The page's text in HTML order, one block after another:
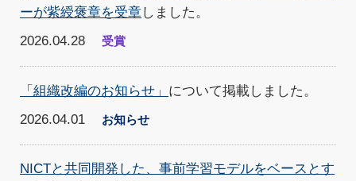
ーが紫綬褒章を受章しました。
2026.04.28
受賞
「組織改編のお知らせ」 について掲載しました。
2026.04.01
お知らせ
NICTと共同開発した、事前学習モデルをベースとす